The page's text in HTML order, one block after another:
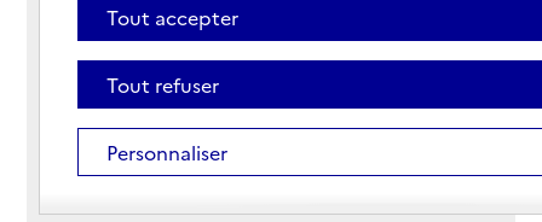
- BP 136
34140 - Mèze
Téléphone :
04 67 43 60 00
Contact
Contact
Site Internet
Site internet non renseigné
Gestionnaire :
Tout accepter
Tout refuser
Personnaliser